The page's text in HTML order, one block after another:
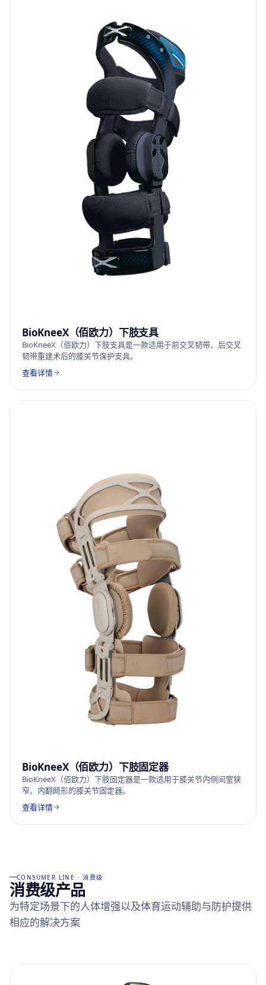
BioKneeX（佰欧力）下肢支具
BioKneeX（佰欧力）下肢支具是一款适用于前交叉韧带、后交叉
韧带重建术后的膝关节保护支具。
查看详情
BioKneeX（佰欧力）下肢固定器
BioKneeX（佰欧力）下肢固定器是一款适用于膝关节内侧间室狭
窄、内翻畸形的膝关节固定器。
查看详情
CONSUMER LINE · 消费级
消费级产品
为特定场景下的人体增强以及体育运动辅助与防护提供
相应的解决方案